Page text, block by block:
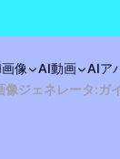
像 AI動画 AIア
像ジェネレータ:ガ